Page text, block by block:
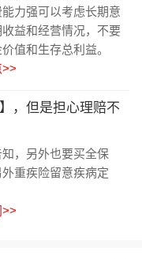
力强可以考虑长期意
益和经营情况，不要
值和生存总利益。
，但是担心理赔不
，另外也要买全保
重疾险留意疾病定